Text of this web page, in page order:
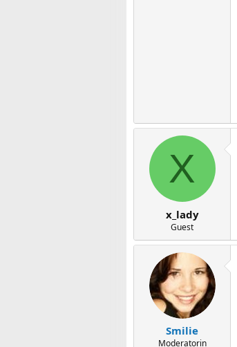
X
x_lady
Guest
Smilie
Moderatorin